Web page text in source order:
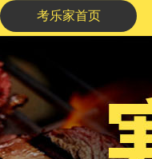
考乐家首页